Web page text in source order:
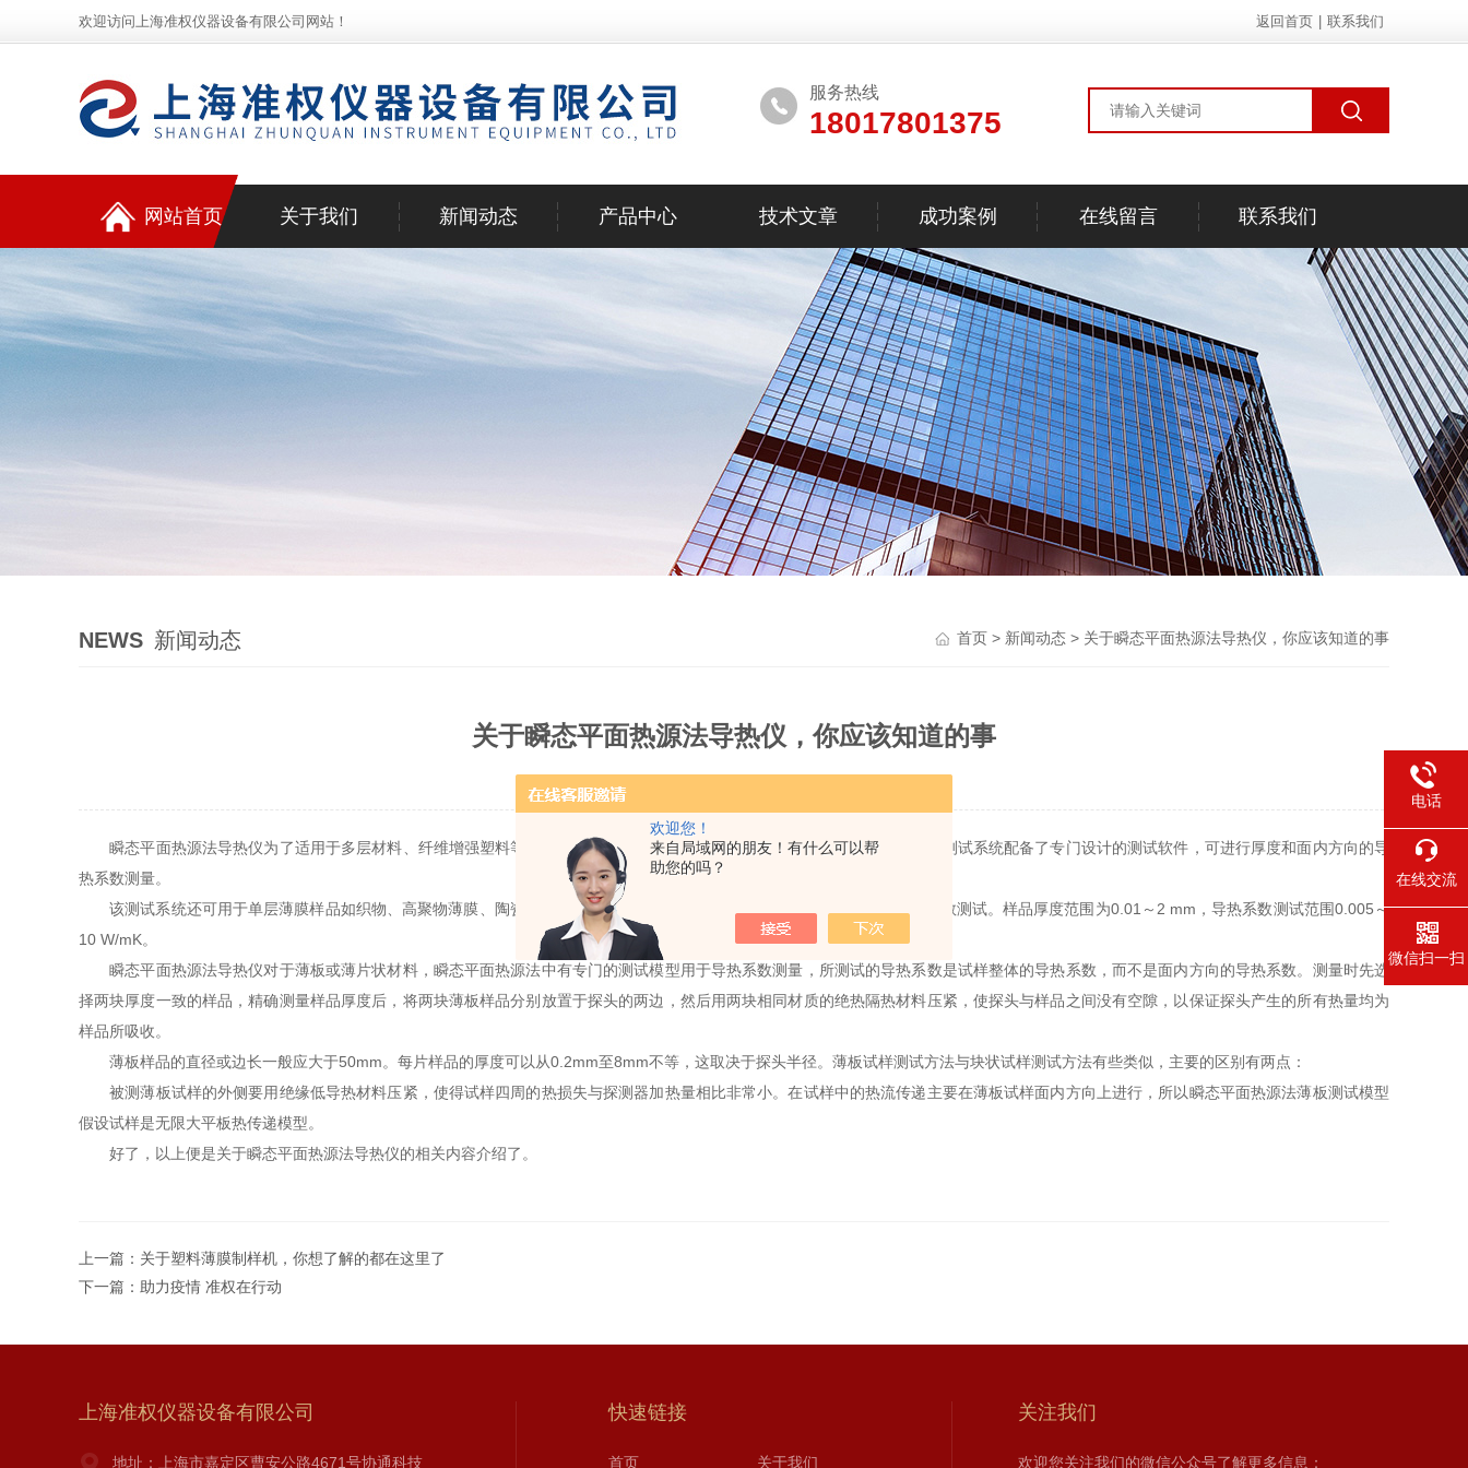
欢迎您！
来自局域网的朋友！有什么可以帮
助您的吗？
欢迎访问上海准权仪器设备有限公司网站！ 返回首页 联系我们
服务热线
18017801375
网站首页 关于我们 新闻动态 产品中心 技术文章 成功案例 在线留言 联系我们
NEWS 新闻动态 首页 > 新闻动态 > 关于瞬态平面热源法导热仪，你应该知道的事
关于瞬态平面热源法导热仪，你应该知道的事
瞬态平面热源法导热仪为了适用于多层材料、纤维增强塑料等各向异性样品的热传导性能的测试，瞬态平面热源法导热系数测试系统配备了专门设计的测试软件，可进行厚度和面内方向的导
热系数测量。
该测试系统还可用于单层薄膜样品如织物、高聚物薄膜、陶瓷薄膜、纤维材料、纸和陶瓷上的溅射金属涂层等材料的导热系数测试。样品厚度范围为0.01～2 mm，导热系数测试范围0.005～
10 W/mK。
瞬态平面热源法导热仪对于薄板或薄片状材料，瞬态平面热源法中有专门的测试模型用于导热系数测量，所测试的导热系数是试样整体的导热系数，而不是面内方向的导热系数。测量时先选
择两块厚度一致的样品，精确测量样品厚度后，将两块薄板样品分别放置于探头的两边，然后用两块相同材质的绝热隔热材料压紧，使探头与样品之间没有空隙，以保证探头产生的所有热量均为
样品所吸收。
薄板样品的直径或边长一般应大于50mm。每片样品的厚度可以从0.2mm至8mm不等，这取决于探头半径。薄板试样测试方法与块状试样测试方法有些类似，主要的区别有两点：
被测薄板试样的外侧要用绝缘低导热材料压紧，使得试样四周的热损失与探测器加热量相比非常小。在试样中的热流传递主要在薄板试样面内方向上进行，所以瞬态平面热源法薄板测试模型
假设试样是无限大平板热传递模型。
好了，以上便是关于瞬态平面热源法导热仪的相关内容介绍了。
上一篇： 关于塑料薄膜制样机，你想了解的都在这里了
下一篇： 助力疫情 准权在行动
上海准权仪器设备有限公司
地址：上海市嘉定区曹安公路4671号协通科技
快速链接
首页 关于我们
关注我们
欢迎您关注我们的微信公众号了解更多信息：
电话
在线交流
微信扫一扫